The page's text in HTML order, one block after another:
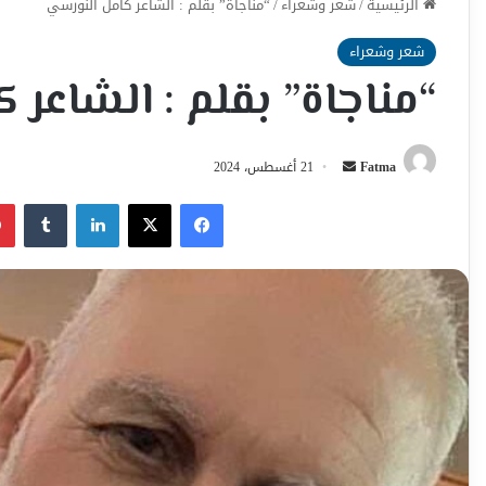
شعر وشعراء
“مناجاة” بقلم :
Fatma
أرسل 21 أغسطس، 2024
فيسبوك‫X لينكدإن